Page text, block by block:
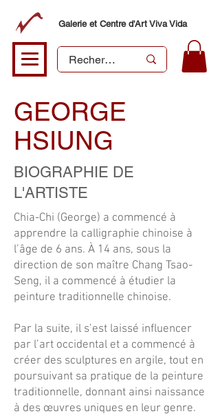
Galerie et Centre d'Art Viva Vida
GEORGE
HSIUNG
BIOGRAPHIE DE
L'ARTISTE
Chia-Chi (George) a commencé à
apprendre la calligraphie chinoise à
l’âge de 6 ans. À 14 ans, sous la
direction de son maître Chang Tsao-
Seng, il a commencé à étudier la
peinture traditionnelle chinoise.
Par la suite, il s’est laissé influencer
par l’art occidental et a commencé à
créer des sculptures en argile, tout en
poursuivant sa pratique de la peinture
traditionnelle, donnant ainsi naissance
à des œuvres uniques en leur genre.